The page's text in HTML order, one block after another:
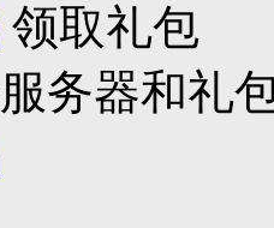
领取礼包
务器和礼